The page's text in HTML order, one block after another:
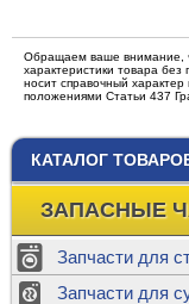
КАТАЛОГ
ЗАПАСНЫЕ
Запчасти для
Запчасти для
Обращаем ваше внимание,
характеристики товара
носит справочный
положениями Статьи 437